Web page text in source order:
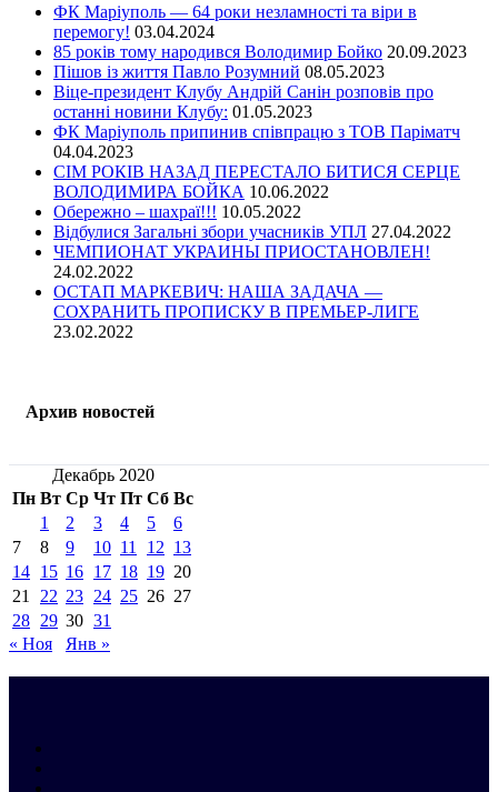
ФК Маріуполь — 64 роки незламності та віри в
перемогу! 03.04.2024
85 років тому народився Володимир Бойко 20.09.2023
Пішов із життя Павло Розумний 08.05.2023
Віце-президент Клубу Андрій Санін розповів про
останні новини Клубу: 01.05.2023
ФК Маріуполь припинив співпрацю з ТОВ Паріматч
04.04.2023
СІМ РОКІВ НАЗАД ПЕРЕСТАЛО БИТИСЯ СЕРЦЕ
ВОЛОДИМИРА БОЙКА 10.06.2022
Обережно – шахраї!!! 10.05.2022
Відбулися Загальні збори учасників УПЛ 27.04.2022
ЧЕМПИОНАТ УКРАИНЫ ПРИОСТАНОВЛЕН!
24.02.2022
ОСТАП МАРКЕВИЧ: НАША ЗАДАЧА —
СОХРАНИТЬ ПРОПИСКУ В ПРЕМЬЕР-ЛИГЕ
23.02.2022
Архив новостей
Декабрь 2020
Пн Вт Ср Чт Пт Сб Вс
1
2 3 4 5
6
7
8 9 10 11 12 13
14 15 16 17 18 19 20
21
22 23 24 25 26 27
28 29 30 31
« Ноя
Янв »